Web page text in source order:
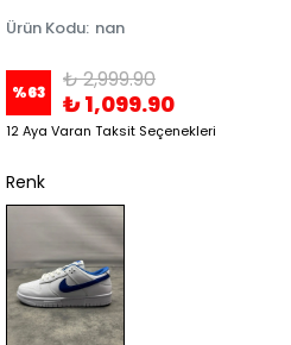
Ürün Kodu: nan
%63 ₺ 2,999.90
₺ 1,099.90
12 Aya Varan Taksit Seçenekleri
Renk